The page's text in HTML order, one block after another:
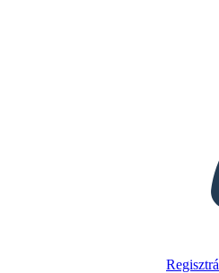
KÉSZÍTSEN EGY
DIAVETÍTÉS